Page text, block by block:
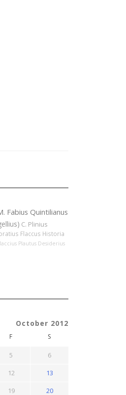
Fabius Quintilianus
C. Plinius
Flaccus Historia
Plautus Desiderius
October 2012
F S
5
6
12
13
19
20